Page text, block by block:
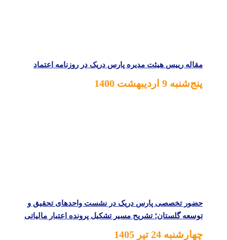
مقاله رییس هیئت مدیره پارس دریک در روزنامه اعتماد
پنج‌شنبه 9 اردیبهشت 1400
حضور تخصصی پارس دریک در نشست واحدهای تحقیق و
توسعه گلستان؛ تشریح مسیر تشکیل پرونده اعتبار مالیاتی
چهارشنبه 24 تیر 1405